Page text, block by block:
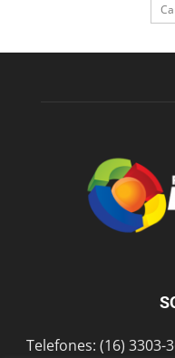
Telefones: (16) 3303-